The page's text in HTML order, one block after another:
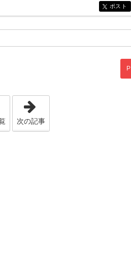
ポスト
ーム計画と金利の変動」「家づくりを検討され
次の記事